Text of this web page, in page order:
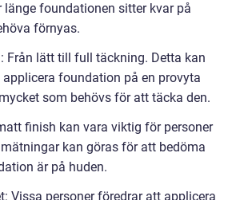
länge foundationen sitter kvar på
förnyas.
Från lätt till full täckning. Detta kan
foundation på en provyta
som behövs för att täcka den.
finish kan vara viktig för personer
kan göras för att bedöma
är på huden.
Vissa personer föredrar att applicera